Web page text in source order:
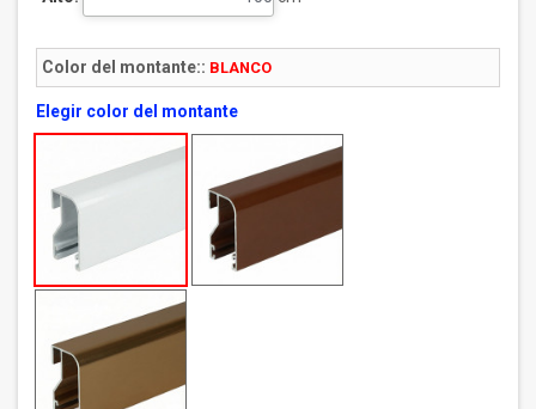
Color del montante:: BLANCO
Elegir color del montante